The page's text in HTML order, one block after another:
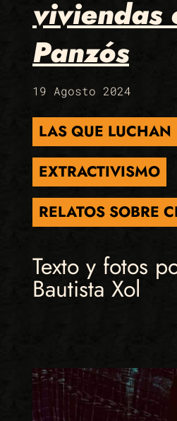
viviendas
Panzós
19 Agosto 2024
LAS QUE LUCHAN
EXTRACTIVISMO
RELATOS SOBRE
Texto y fotos
Bautista Xol